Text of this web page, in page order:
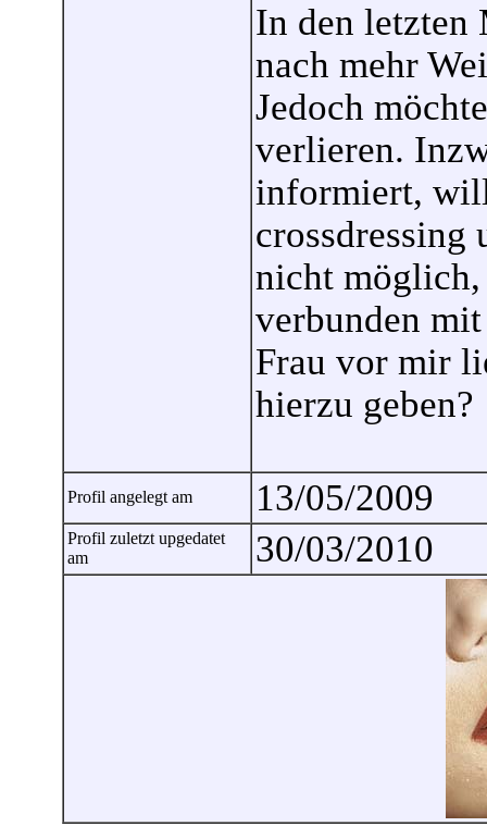
In den letzten
nach mehr
Jedoch
verlieren.
informiert,
crossdressing
nicht möglich,
verbunden
Frau vor mir
hierzu geben?
Profil angelegt am 13/05/2009
Profil zuletzt upgedatet
am
30/03/2010